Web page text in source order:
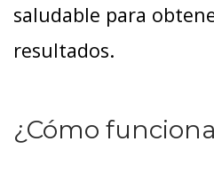
saludable para
resultados.
¿Cómo